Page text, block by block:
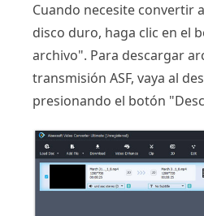
Cuando necesite convertir
disco duro, haga clic en el
archivo". Para descargar
transmisión ASF, vaya al
presionando el botón